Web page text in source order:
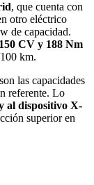
, que cuenta con
otro eléctrico
de capacidad.
CV y 188 Nm
km.
las capacidades
referente. Lo
al dispositivo X-
superior en